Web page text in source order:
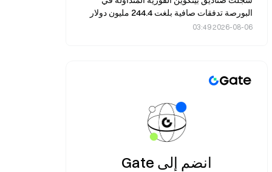
البورصة تدفقات صافية بلغت 244.4 مليون دولار
خلال الليل، في حين تلقت صناديق إيثيريوم
2026-08-06 03:49
انضم إلى Gate